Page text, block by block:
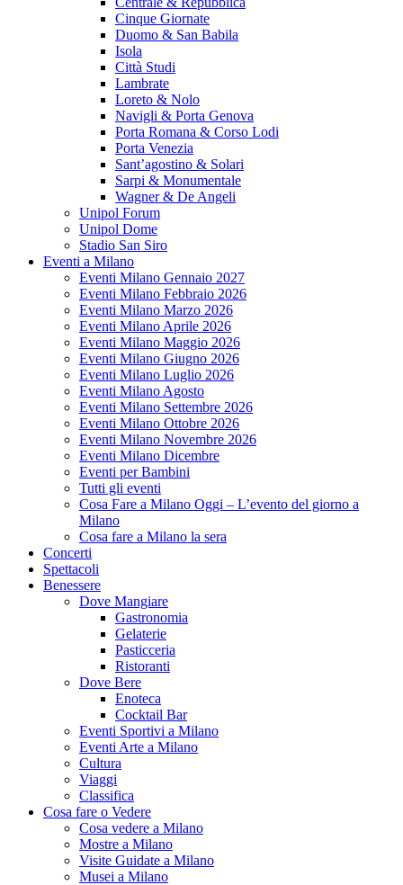
Cinque Giornate
Duomo & San Babila
Isola
Città Studi
Lambrate
Loreto & Nolo
Navigli & Porta Genova
Porta Romana & Corso Lodi
Porta Venezia
Sant’agostino & Solari
Sarpi & Monumentale
Wagner & De Angeli
Unipol Forum
Unipol Dome
Stadio San Siro
Eventi a Milano
Eventi Milano Gennaio 2027
Eventi Milano Febbraio 2026
Eventi Milano Marzo 2026
Eventi Milano Aprile 2026
Eventi Milano Maggio 2026
Eventi Milano Giugno 2026
Eventi Milano Luglio 2026
Eventi Milano Agosto
Eventi Milano Settembre 2026
Eventi Milano Ottobre 2026
Eventi Milano Novembre 2026
Eventi Milano Dicembre
Eventi per Bambini
Tutti gli eventi
Cosa Fare a Milano Oggi – L’evento del giorno a
Milano
Cosa fare a Milano la sera
Concerti
Spettacoli
Benessere
Dove Mangiare
Gastronomia
Gelaterie
Pasticceria
Ristoranti
Dove Bere
Enoteca
Cocktail Bar
Eventi Sportivi a Milano
Eventi Arte a Milano
Cultura
Viaggi
Classifica
Cosa fare o Vedere
Cosa vedere a Milano
Mostre a Milano
Visite Guidate a Milano
Musei a Milano